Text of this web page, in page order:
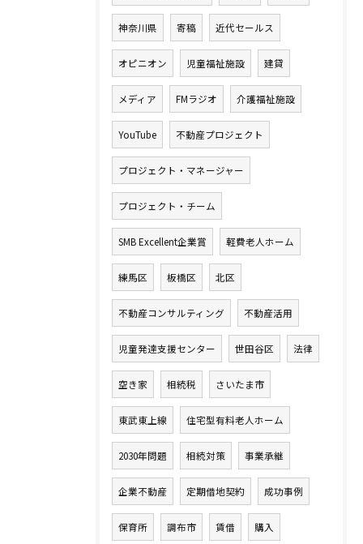
神奈川県 寄稿 近代セールス
オピニオン 児童福祉施設 建貸
メディア FMラジオ 介護福祉施設
YouTube 不動産プロジェクト
プロジェクト・マネージャー
プロジェクト・チーム
SMB Excellent企業賞 軽費老人ホーム
練馬区 板橋区 北区
不動産コンサルティング 不動産活用
児童発達支援センター 世田谷区 法律
空き家 相続税 さいたま市
東武東上線 住宅型有料老人ホーム
2030年問題 相続対策 事業承継
企業不動産 定期借地契約 成功事例
保育所 調布市 賃借 購入